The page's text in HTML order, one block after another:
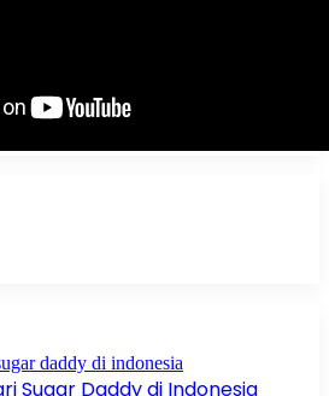
Sugar Daddy di Indonesia